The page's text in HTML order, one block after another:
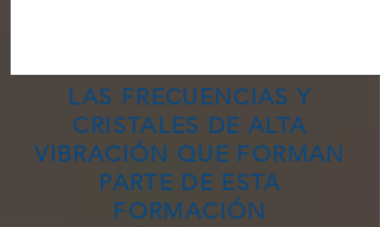
LAS FRECUENCIAS Y
CRISTALES DE ALTA
VIBRACIÓN QUE FORMAN
PARTE DE ESTA
FORMACIÓN